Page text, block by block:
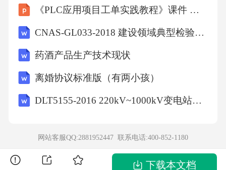
特点：中心岩层较新，两翼岩层较老，地表被
盆地地质构造示意图”）。
意义：盆地内气候湿润、土壤肥沃，是我国重
案例三：大庆油田背斜储油
《PLC应用项目工单实践教程》课件 模块5 组织块的编程及应用
CNAS-GL033-2018 建设领域典型检验检测设备计量溯源指南
药酒产品生产技术现状
离婚协议标准版（有两小孩）
DLT5155-2016 220kV~1000kV变电站站用电设计技术规程
网站客服QQ:2881952447 联系电话:400-852-1180
下载本文档